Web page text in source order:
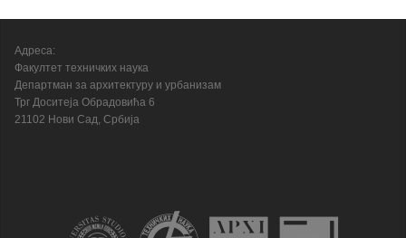
Адреса:
Факултет техничких наука
Департман за архитектуру и урбанизам
Трг Доситеја Обрадовића 6
21102 Нови Сад, Србија